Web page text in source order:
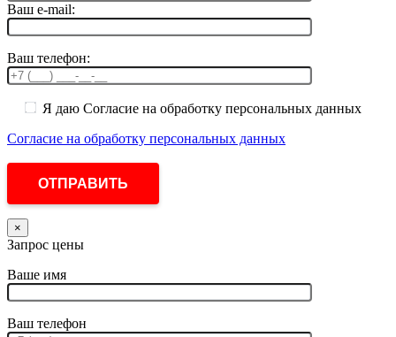
Ваш e-mail:
Ваш телефон:
Я даю Согласие на обработку персональных данных
Согласие на обработку персональных данных
×
Запрос цены
Ваше имя
Ваш телефон